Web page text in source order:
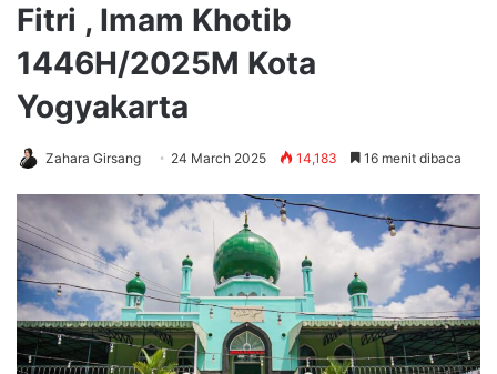
Fitri , Imam Khotib
1446H/2025M Kota
Yogyakarta
Zahara Girsang 24 March 2025 14,183 16 menit dibaca